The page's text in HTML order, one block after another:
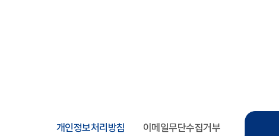
개인정보처리방침 이메일무단수집거부